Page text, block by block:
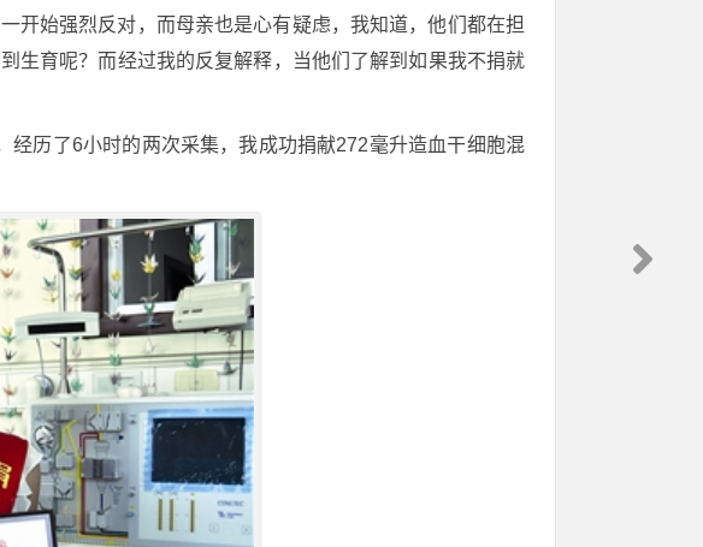
开始强烈反对，而母亲也是心有疑虑，我知道，他们都在担
生育呢？而经过我的反复解释，当他们了解到如果我不捐就
历了6小时的两次采集，我成功捐献272毫升造血干细胞混